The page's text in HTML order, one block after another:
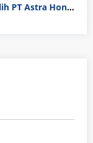
Gaji Operator Produksi 2026: Pilih PT Astra Honda Motor (AHM) atau Manufaktur di Jepang?